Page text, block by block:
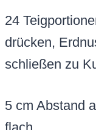
24
drücken,
schließen zu
5 cm Abstand